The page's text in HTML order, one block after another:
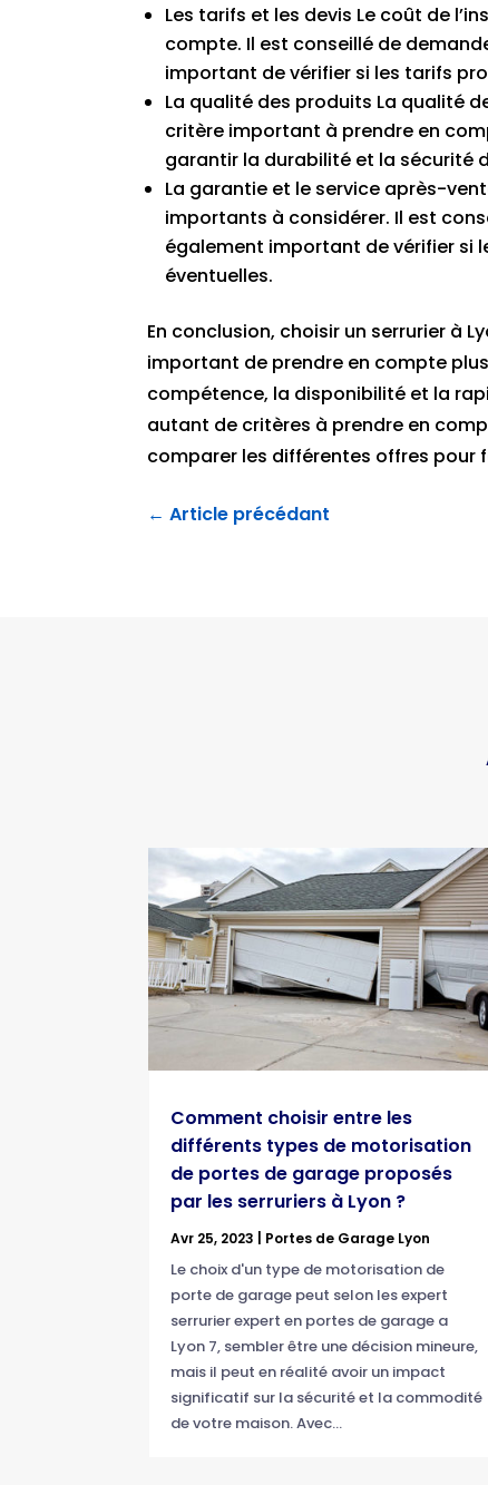
Les tarifs et les devis Le coût de
compte. Il est conseillé de
important de vérifier si les tarifs
La qualité des produits La qualité
critère important à prendre en
garantir la durabilité et la sécurité
La garantie et le service après-
importants à considérer. Il est
également important de vérifier si
éventuelles.
En conclusion, choisir un serrurier à
important de prendre en compte
compétence, la disponibilité et la
autant de critères à prendre en
comparer les différentes offres pour
← Article précédant
Comment choisir entre les
différents types de motorisation
de portes de garage proposés
par les serruriers à Lyon ?
Avr 25, 2023 Portes de Garage Lyon
Le choix d'un type de motorisation de
porte de garage peut selon les expert
serrurier expert en portes de garage a
Lyon 7, sembler être une décision mineure,
mais il peut en réalité avoir un impact
significatif sur la sécurité et la commodité
de votre maison. Avec...